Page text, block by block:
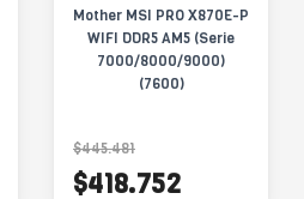
Mother MSI PRO X870E-P
WIFI DDR5 AM5 (Serie
7000/8000/9000)
(7600)
$445.481
$418.752